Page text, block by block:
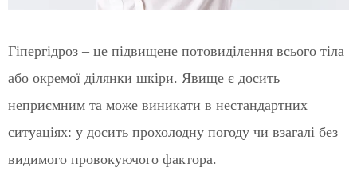
Гіпергідроз – це підвищене потовиділення всього тіла
або окремої ділянки шкіри. Явище є досить
неприємним та може виникати в нестандартних
ситуаціях: у досить прохолодну погоду чи взагалі без
видимого провокуючого фактора.